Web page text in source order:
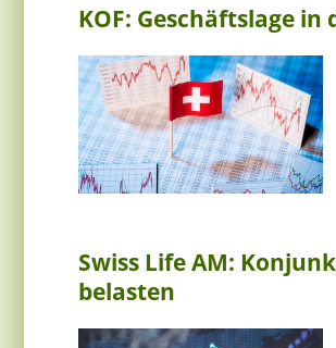
KOF: Geschäftslage
Swiss Life AM:
belasten